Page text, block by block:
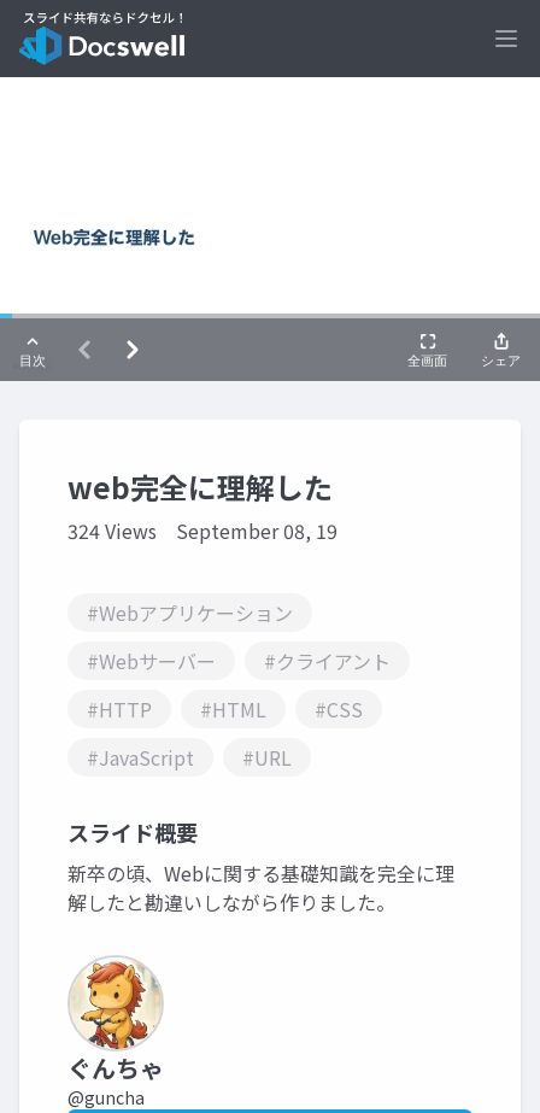
web完全に理解した
324 Views September 08, 19
#Webアプリケーション
#Webサーバー
#クライアント
#HTTP
#HTML
#CSS
#JavaScript
#URL
スライド概要
新卒の頃、Webに関する基礎知識を完全に理
解したと勘違いしながら作りました。
ぐんちゃ
@guncha